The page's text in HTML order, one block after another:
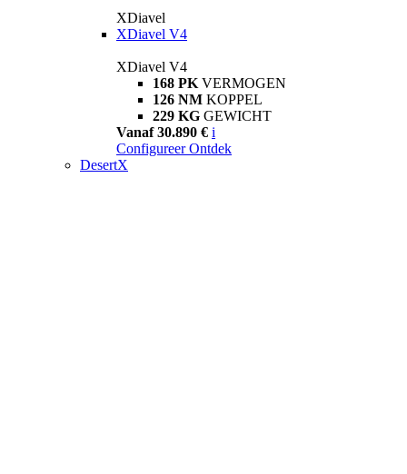
XDiavel
XDiavel V4
XDiavel V4
168 PK VERMOGEN
126 NM KOPPEL
229 KG GEWICHT
Vanaf 30.890 € i
Configureer Ontdek
DesertX